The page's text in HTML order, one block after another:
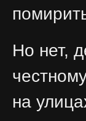
Но нет,
на